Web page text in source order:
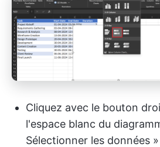
Cliquez avec le bouton
l'espace blanc du
Sélectionner les données